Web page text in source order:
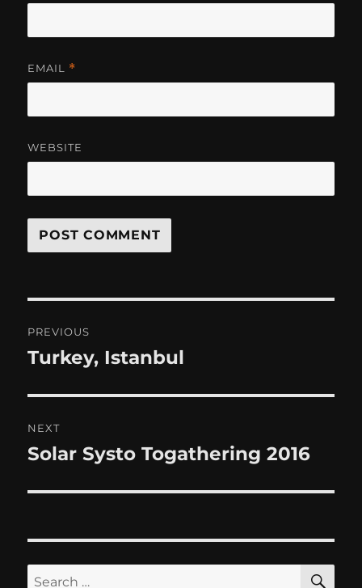
EMAIL *
WEBSITE
navigation
PREVIOUS
Previous
Turkey, Istanbul
NEXT
Next
Solar Systo Togathering 2016
Search